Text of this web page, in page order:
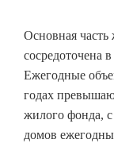
Основная
сосредоточена
Ежегодные
годах
жилого фонда, с
домов